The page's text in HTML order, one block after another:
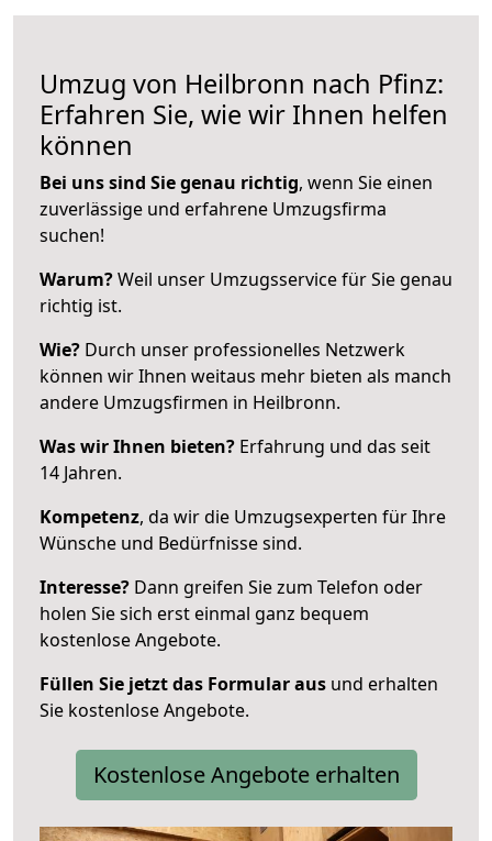
Umzug von Heilbronn nach Pfinz:
Erfahren Sie, wie wir Ihnen helfen
können
Bei uns sind Sie genau richtig, wenn Sie einen
zuverlässige und erfahrene Umzugsfirma
suchen!
Warum?Weil unser Umzugsservice für Sie genau
richtig ist.
Wie? Durch unser professionelles Netzwerk
können wir Ihnen weitaus mehr bieten als manch
andere Umzugsfirmen in Heilbronn.
Was wir Ihnen bieten? Erfahrung und das seit
14 Jahren.
Kompetenz, da wir die Umzugsexperten für Ihre
Wünsche und Bedürfnisse sind.
Interesse? Dann greifen Sie zum Telefon oder
holen Sie sich erst einmal ganz bequem
kostenlose Angebote.
Füllen Sie jetzt das Formular aus und erhalten
Sie kostenlose Angebote.
Kostenlose Angebote erhalten